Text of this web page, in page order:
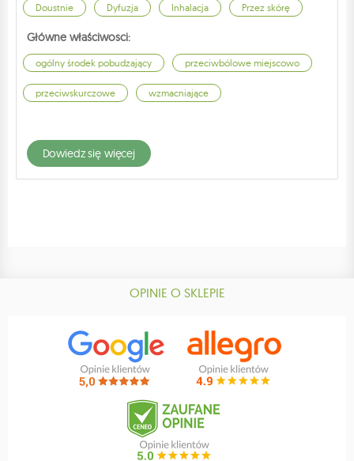
Doustnie Dyfuzja Inhalacja Przez skórę
Główne właściwosci:
ogólny środek pobudzający przeciwbólowe miejscowo
przeciwskurczowe wzmacniające
dowiedz się więcej
OPINIE O SKLEPIE